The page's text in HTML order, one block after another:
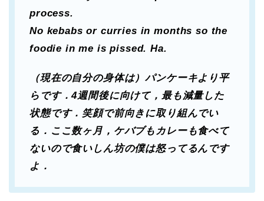
process.
No kebabs or curries in months so the
foodie in me is pissed. Ha.
（現在の自分の身体は）パンケーキより平
らです．4週間後に向けて，最も減量した
状態です．笑顔で前向きに取り組んでい
る．ここ数ヶ月，ケバブもカレーも食べて
ないので食いしん坊の僕は怒ってるんです
よ．